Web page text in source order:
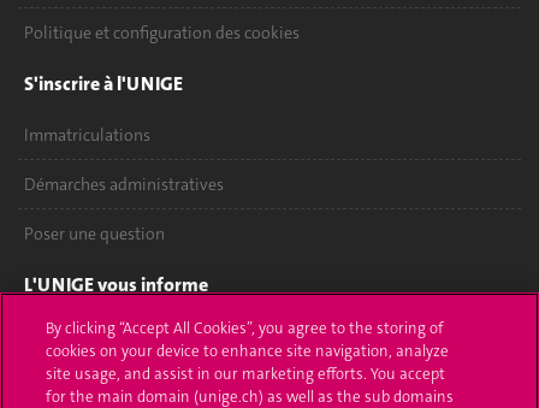
Politique et configuration des cookies
S'inscrire à l'UNIGE
Immatriculations
Démarches administratives
Poser une question
L'UNIGE vous informe
UNIGE Mobile
Médias
By clicking “Accept All Cookies”, you agree to the storing of
cookies on your device to enhance site navigation, analyze
site usage, and assist in our marketing efforts. You accept
for the main domain (unige.ch) as well as the sub domains